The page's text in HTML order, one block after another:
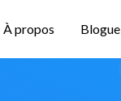
À propos Blogue